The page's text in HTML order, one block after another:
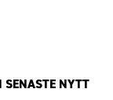
SENASTE NYTT